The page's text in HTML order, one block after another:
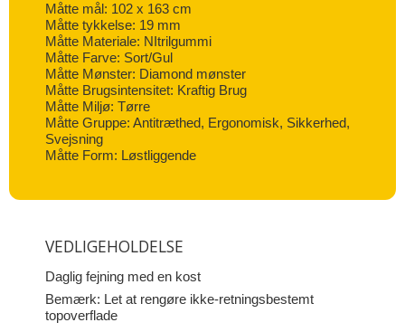
Måtte mål: 102 x 163 cm
Måtte tykkelse: 19 mm
Måtte Materiale: NItrilgummi
Måtte Farve: Sort/Gul
Måtte Mønster: Diamond mønster
Måtte Brugsintensitet: Kraftig Brug
Måtte Miljø: Tørre
Måtte Gruppe: Antitræthed, Ergonomisk, Sikkerhed,
Svejsning
Måtte Form: Løstliggende
VEDLIGEHOLDELSE
Daglig fejning med en kost
Bemærk: Let at rengøre ikke-retningsbestemt
topoverflade